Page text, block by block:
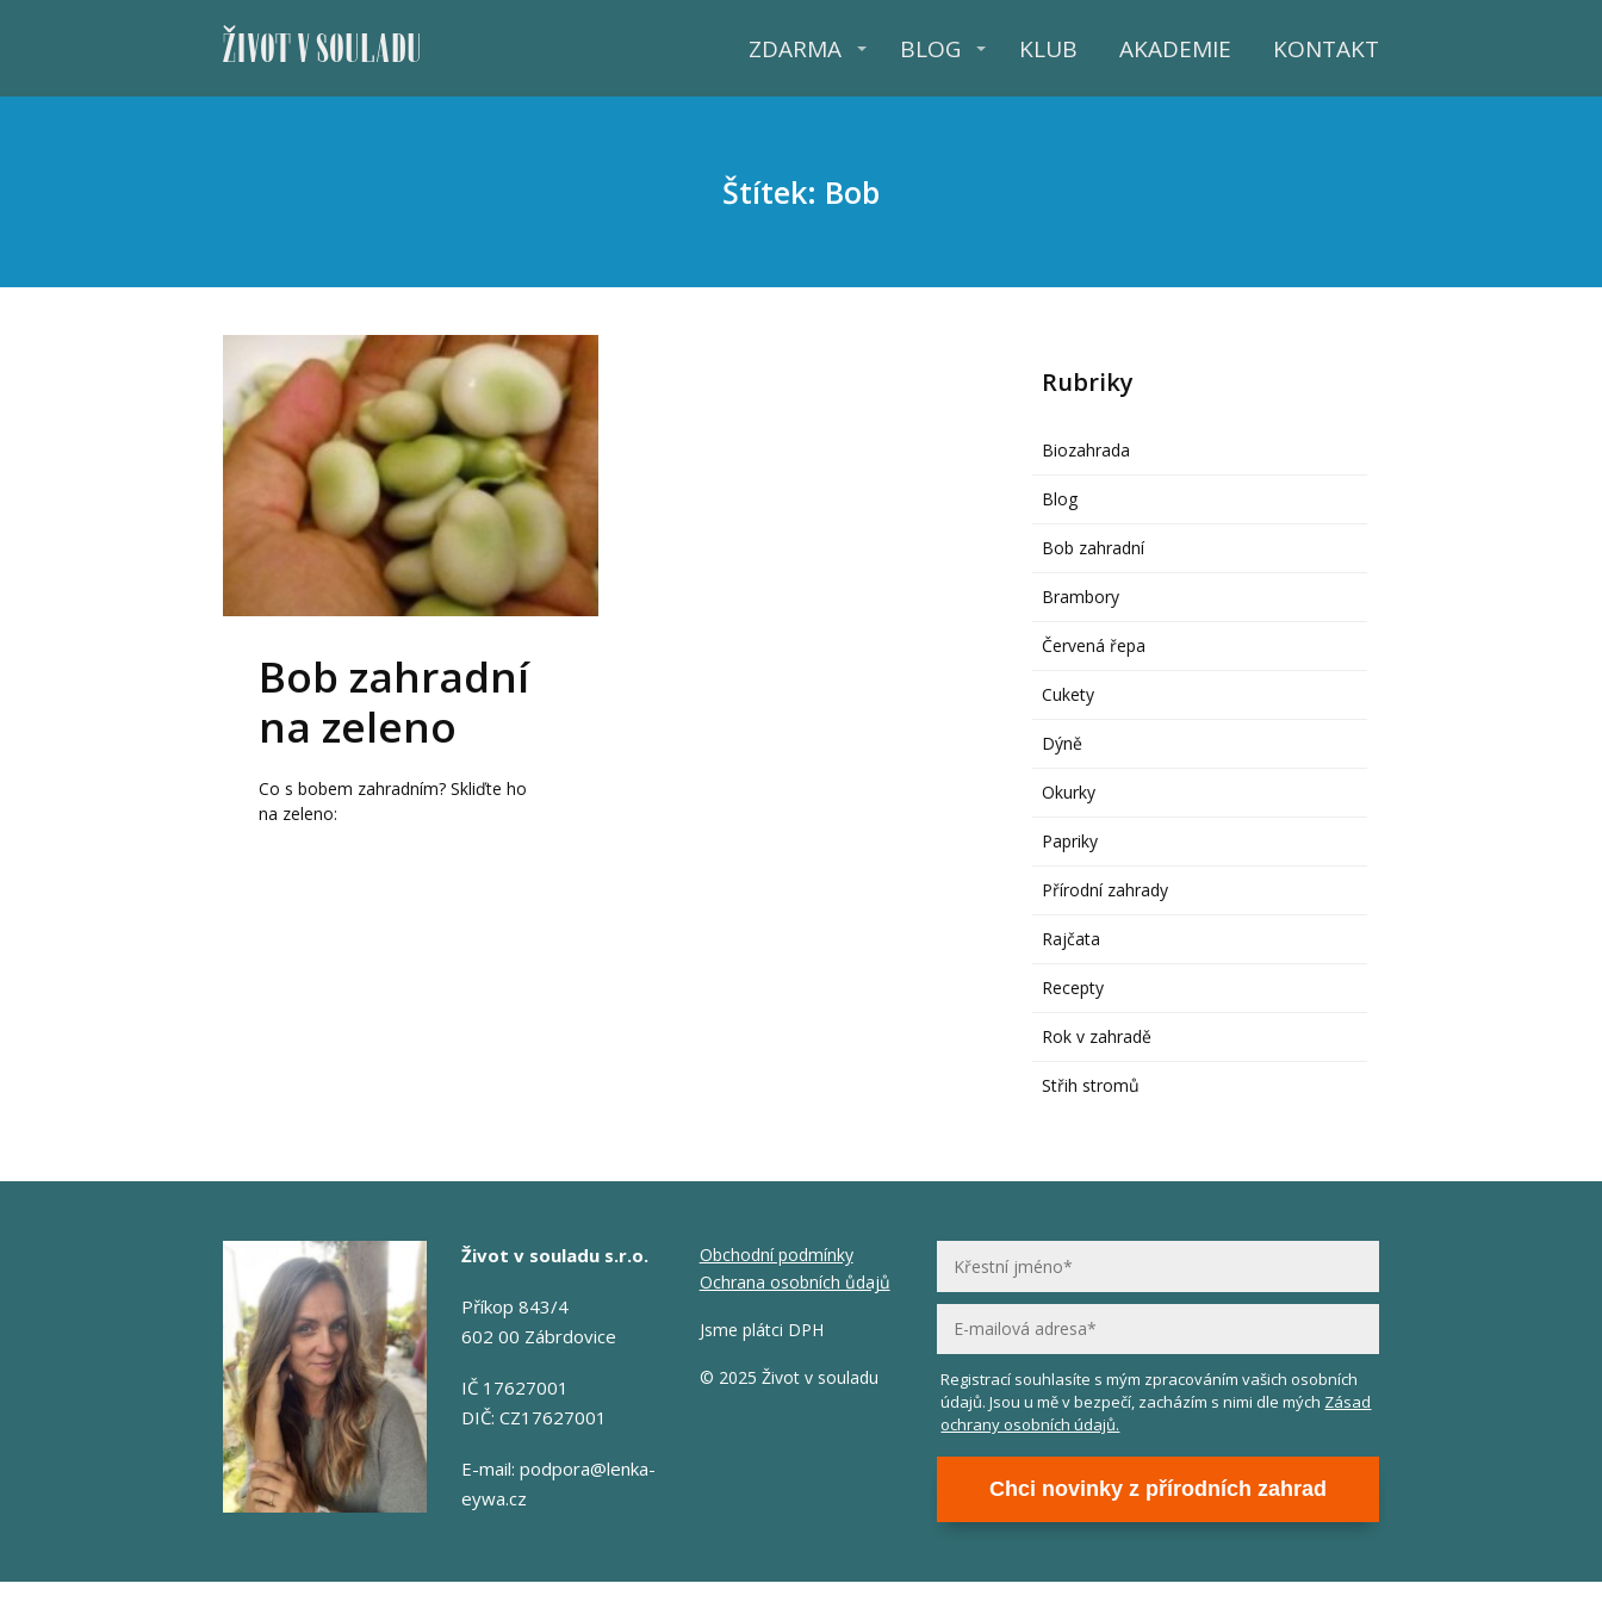
ŽIVOT V SOULADU ZDARMA BLOG KLUB AKADEMIE KONTAKT
Štítek: Bob
Bob zahradní
na zeleno
Co s bobem zahradním? Skliďte ho
na zeleno:
Rubriky
Biozahrada
Blog
Bob zahradní
Brambory
Červená řepa
Cukety
Dýně
Okurky
Papriky
Přírodní zahrady
Rajčata
Recepty
Rok v zahradě
Střih stromů
Život v souladu s.r.o.
Příkop 843/4
602 00 Zábrdovice
IČ 17627001
DIČ: CZ17627001
E-mail: podpora@lenka-
eywa.cz
Obchodní podmínky
Ochrana osobních ůdajů
Jsme plátci DPH
© 2025 Život v souladu
Registrací souhlasíte s mým zpracováním vašich osobních
údajů. Jsou u mě v bezpečí, zacházím s nimi dle mých Zásad
ochrany osobních údajů.
Chci novinky z přírodních zahrad